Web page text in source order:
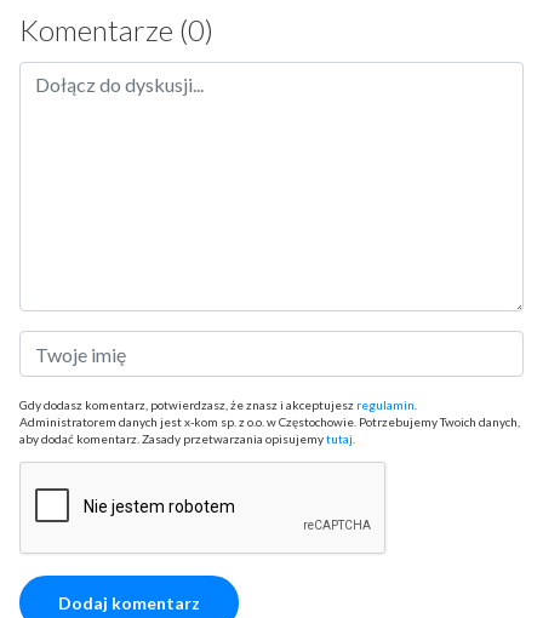
Komentarze (0)
Gdy dodasz komentarz, potwierdzasz, że znasz i akceptujesz regulamin
Administratorem danych jest x-kom sp. z o.o. w Częstochowie. Potrzebujemy Twoich danych,
aby dodać komentarz. Zasady przetwarzania opisujemytutaj